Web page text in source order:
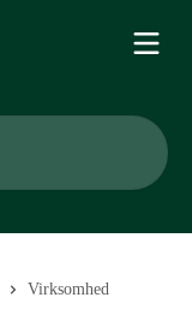
Virksomhed